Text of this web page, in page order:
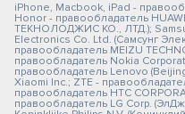
iPhone, Macbook, iPad -
Honor - правообладатель
ТЕКНОЛОДЖИС КО., ЛТД.);
Electronics Co. Ltd. (Самсунг
правообладатель MEIZU
правообладатель Nokia
правообладатель Lenovo
Xiaomi Inc.; ZTE -
правообладатель HTC
правообладатель LG Corp.